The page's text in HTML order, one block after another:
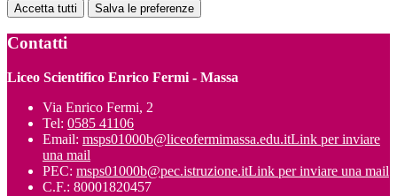
Accetta tutti Salva le preferenze
Contatti
Liceo Scientifico Enrico Fermi - Massa
Via Enrico Fermi, 2
Tel: 0585 41106
Email: msps01000b@liceofermimassa.edu.itLink per inviare
una mail
PEC: msps01000b@pec.istruzione.itLink per inviare una mail
C.F.: 80001820457